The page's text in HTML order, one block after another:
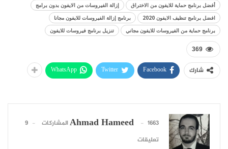
أفضل برنامج حماية للايفون من الاختراق
إزالة الفيروسات من الايفون بدون برامج
افضل برنامج تنظيف الايفون 2020
برنامج إزالة الفيروسات للايفون مجانا
برنامج حماية من الفيروسات للايفون مجاني
تنزيل برنامج فيروسات للايفون
369
شارك Facebook
Twitter
WhatsApp
Ahmad Hameed 1663 المشاركات
9
تعليقات